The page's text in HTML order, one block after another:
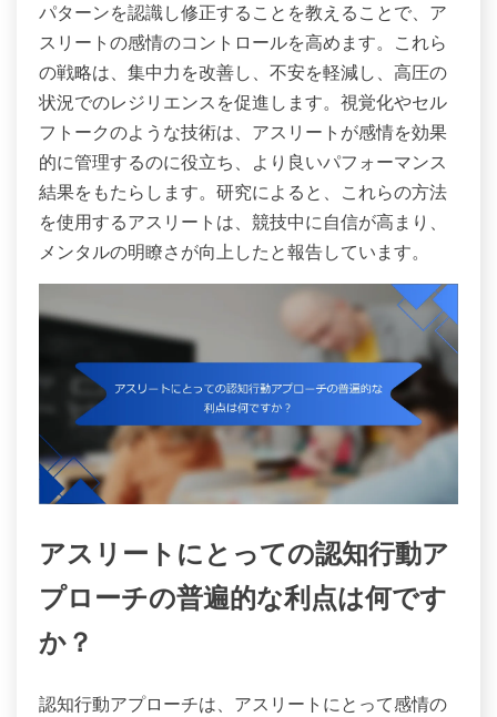
パターンを認識し修正することを教えることで、ア
スリートの感情のコントロールを高めます。これら
の戦略は、集中力を改善し、不安を軽減し、高圧の
状況でのレジリエンスを促進します。視覚化やセル
フトークのような技術は、アスリートが感情を効果
的に管理するのに役立ち、より良いパフォーマンス
結果をもたらします。研究によると、これらの方法
を使用するアスリートは、競技中に自信が高まり、
メンタルの明瞭さが向上したと報告しています。
アスリートにとっての認知行動ア
プローチの普遍的な利点は何です
か？
認知行動アプローチは、アスリートにとって感情の